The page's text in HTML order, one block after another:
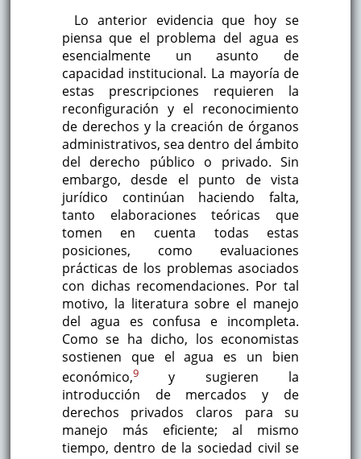
Lo anterior evidencia que hoy se
piensa que el problema del agua es
esencialmente un asunto de
capacidad institucional. La mayoría de
estas prescripciones requieren la
reconfiguración y el reconocimiento
de derechos y la creación de órganos
administrativos, sea dentro del ámbito
del derecho público o privado. Sin
embargo, desde el punto de vista
jurídico continúan haciendo falta,
tanto elaboraciones teóricas que
tomen en cuenta todas estas
posiciones, como evaluaciones
prácticas de los problemas asociados
con dichas recomendaciones. Por tal
motivo, la literatura sobre el manejo
del agua es confusa e incompleta.
Como se ha dicho, los economistas
sostienen que el agua es un bien
económico,9y sugieren la
introducción de mercados y de
derechos privados claros para su
manejo más eficiente; al mismo
tiempo, dentro de la sociedad civil se